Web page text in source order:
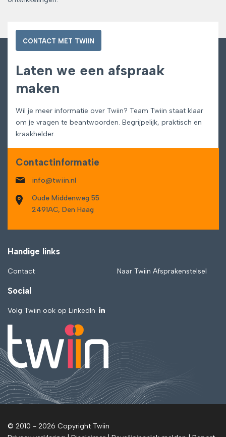
CONTACT MET TWIIN
Laten we een afspraak
maken
Wil je meer informatie over Twiin? Team Twiin staat klaar
om je vragen te beantwoorden. Begrijpelijk, praktisch en
kraakhelder.
Contactinformatie
info@twiin.nl
Oude Middenweg 55
2491AC, Den Haag
Handige links
Contact Naar Twiin Afsprakenstelsel
Social
Volg Twiin ook op LinkedIn
© 2010 - 2026 Copyright Twiin